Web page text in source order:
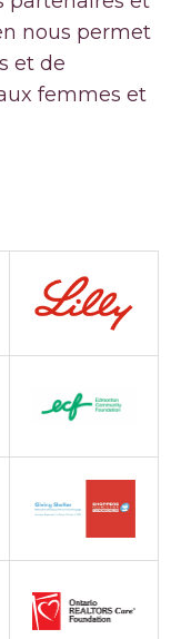
nous permet
et de
femmes et